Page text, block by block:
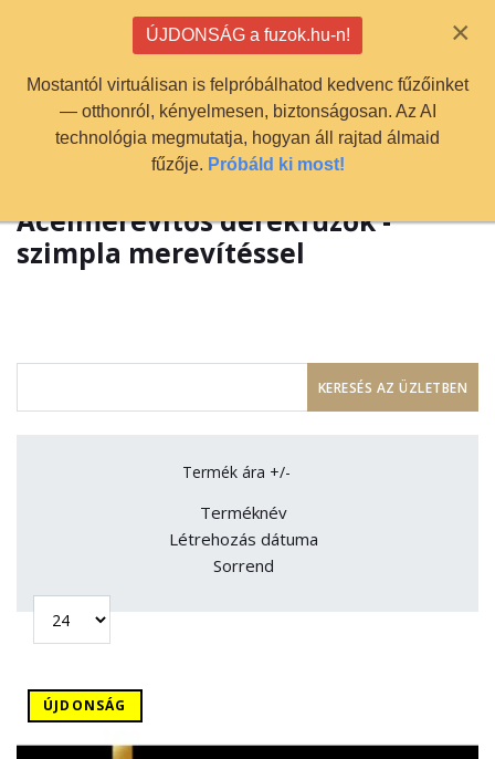
info@fuzok.hu
Acélmerevítős derékfűzők -
szimpla merevítéssel
Termék ára +/-
Terméknév
Létrehozás dátuma
Sorrend
ÚJDONSÁG
×
ÚJDONSÁG a fuzok.hu-n!
Mostantól virtuálisan is felpróbálhatod kedvenc fűzőinket
— otthonról, kényelmesen, biztonságosan. Az AI
technológia megmutatja, hogyan áll rajtad álmaid
fűzője. Próbáld ki most!